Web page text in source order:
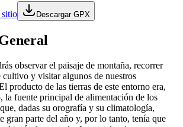
sitio Descargar GPX
observar el paisaje de montaña, recorrer
cultivo y visitar algunos de nuestros
producto de las tierras de este entorno era,
la fuente principal de alimentación de los
dadas su orografía y su climatología,
gran parte del año y, por lo tanto, tenía que